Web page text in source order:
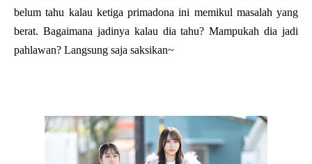
belum tahu kalau ketiga primadona ini memikul masalah yang
berat. Bagaimana jadinya kalau dia tahu? Mampukah dia jadi
pahlawan? Langsung saja saksikan~